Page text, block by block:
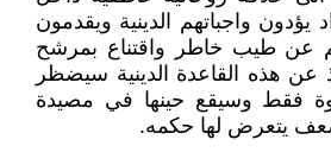
يؤدون واجباتهم الدينية ويقدمون
عن طيب خاطر واقتناع بمرشح
عن هذه القاعدة الدينية سيضظر
فقط وسيقع حينها في مصيدة
يتعرض لها حكمه.